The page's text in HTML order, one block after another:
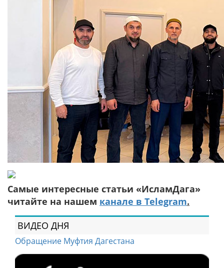
Самые интересные статьи «ИсламДага»
читайте на нашем канале в Telegram.
ВИДЕО ДНЯ
Обращение Муфтия Дагестана